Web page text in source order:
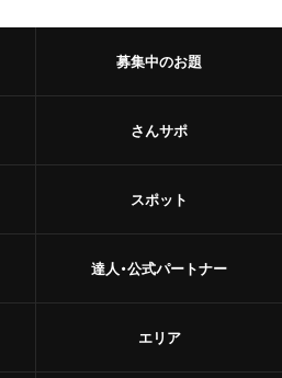
募集中のお題
さんサポ
スポット
達人・公式パートナー
エリア